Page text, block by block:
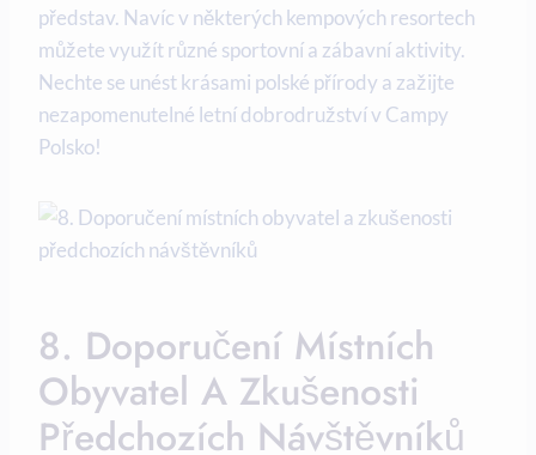
představ. Navíc v​ některých kempových resortech
můžete ‌využít různé sportovní a zábavní aktivity.⁤
Nechte se unést krásami polské přírody a zažijte
⁣nezapomenutelné‍ letní dobrodružství ⁣v Campy
Polsko!
8. Doporučení Místních
Obyvatel A Zkušenosti
Předchozích Návštěvníků